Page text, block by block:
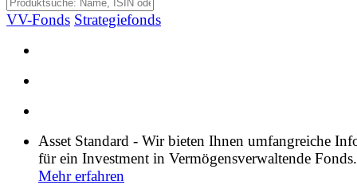
VV-Fonds Strategiefonds
Asset Standard - Wir bieten Ihnen umfangreiche
für ein Investment in Vermögensverwaltende Fonds.
Mehr erfahren